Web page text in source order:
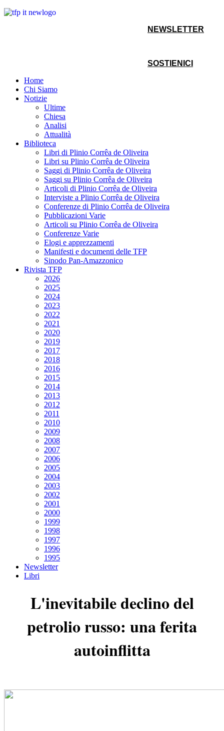
NEWSLETTER
SOSTIENICI
Home
Chi Siamo
Notizie
Ultime
Chiesa
Analisi
Attualità
Biblioteca
Libri di Plinio Corrêa de Oliveira
Libri su Plinio Corrêa de Oliveira
Saggi di Plinio Corrêa de Oliveira
Saggi su Plinio Corrêa de Oliveira
Articoli di Plinio Corrêa de Oliveira
Interviste a Plinio Corrêa de Oliveira
Conferenze di Plinio Corrêa de Oliveira
Pubblicazioni Varie
Articoli su Plinio Corrêa de Oliveira
Conferenze Varie
Elogi e apprezzamenti
Manifesti e documenti delle TFP
Sinodo Pan-Amazzonico
Rivista TFP
2026
2025
2024
2023
2022
2021
2020
2019
2017
2018
2016
2015
2014
2013
2012
2011
2010
2009
2008
2007
2006
2005
2004
2003
2002
2001
2000
1999
1998
1997
1996
1995
Newsletter
Libri
L'inevitabile declino del
petrolio russo: una ferita
autoinflitta